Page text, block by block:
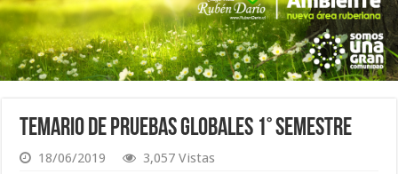
Temario de Pruebas Globales 1° Semestre
18/06/2019 3,057 Vistas